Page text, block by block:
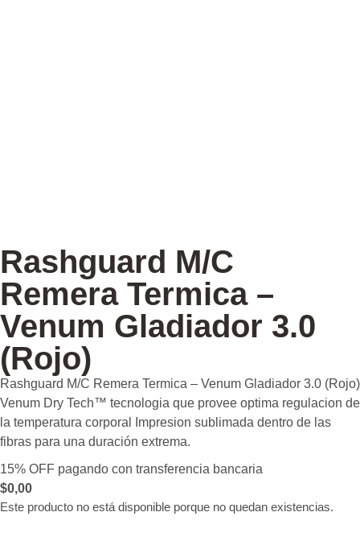
Rashguard M/C
Remera Termica –
Venum Gladiador 3.0
(Rojo)
Rashguard M/C Remera Termica – Venum Gladiador 3.0 (Rojo)
Venum Dry Tech™ tecnologia que provee optima regulacion de
la temperatura corporal Impresion sublimada dentro de las
fibras para una duración extrema.
15% OFF pagando con transferencia bancaria
$0,00
Este producto no está disponible porque no quedan existencias.